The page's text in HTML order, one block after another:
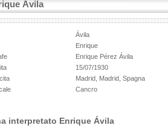
Ávila
Ávila
Enrique
Enrique Pérez Ávila
15/07/1930
Madrid, Madrid, Spagna
Cancro
interpretato Enrique Ávila